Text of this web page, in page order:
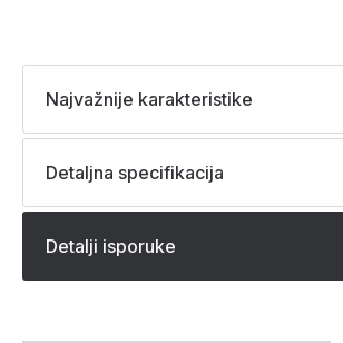
Najvažnije karakteristike
Detaljna specifikacija
Detalji isporuke